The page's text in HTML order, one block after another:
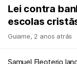
Lei contra
escolas
Guiame, 2 anos atrás
Samuel Eleoterio